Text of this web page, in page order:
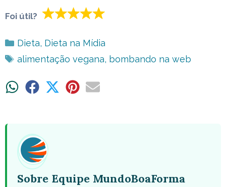
Foi útil?
Categorias
Dieta, Dieta na Mídia
Tags
alimentação vegana, bombando na web
ShareShare ShareShareShare
Sobre Equipe MundoBoaForma